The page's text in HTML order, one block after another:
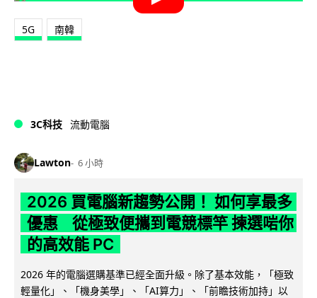
5G 南韓
3C科技 流動電腦
Lawton 6 小時
2026 買電腦新趨勢公開！ 如何享最多
優惠 從極致便攜到電競標竿 揀選啱你
的高效能 PC
2026 年的電腦選購基準已經全面升級。除了基本效能，「極致
輕量化」、「機身美學」、「AI算力」、「前瞻技術加持」以